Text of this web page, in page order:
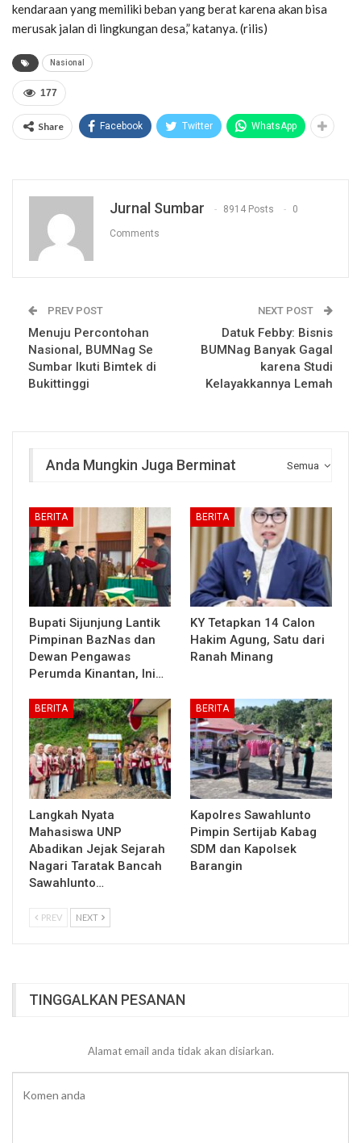
kendaraan yang memiliki beban yang berat karena akan bisa
merusak jalan di lingkungan desa,” katanya. (rilis)
Nasional
177
Share Facebook Twitter WhatsApp
Jurnal Sumbar 8914 Posts 0
Comments
PREV POST
Menuju Percontohan
Nasional, BUMNag Se
Sumbar Ikuti Bimtek di
Bukittinggi
NEXT POST
Datuk Febby: Bisnis
BUMNag Banyak Gagal
karena Studi
Kelayakkannya Lemah
Semua
Anda Mungkin Juga Berminat
BERITA
Bupati Sijunjung Lantik
Pimpinan BazNas dan
Dewan Pengawas
Perumda Kinantan, Ini…
BERITA
KY Tetapkan 14 Calon
Hakim Agung, Satu dari
Ranah Minang
BERITA
Langkah Nyata
Mahasiswa UNP
Abadikan Jejak Sejarah
Nagari Taratak Bancah
Sawahlunto…
BERITA
Kapolres Sawahlunto
Pimpin Sertijab Kabag
SDM dan Kapolsek
Barangin
PREV NEXT
TINGGALKAN PESANAN
Alamat email anda tidak akan disiarkan.